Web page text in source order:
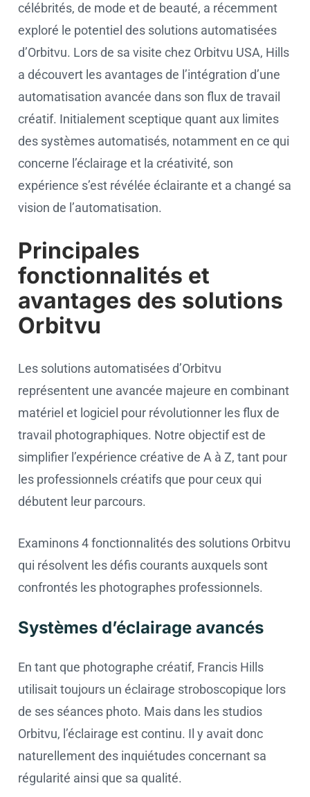
célébrités, de mode et de beauté, a récemment
exploré le potentiel des solutions automatisées
d’Orbitvu. Lors de sa visite chez Orbitvu USA, Hills
a découvert les avantages de l’intégration d’une
automatisation avancée dans son flux de travail
créatif. Initialement sceptique quant aux limites
des systèmes automatisés, notamment en ce qui
concerne l’éclairage et la créativité, son
expérience s’est révélée éclairante et a changé sa
vision de l’automatisation.
Principales
fonctionnalités et
avantages des solutions
Orbitvu
Les solutions automatisées d’Orbitvu
représentent une avancée majeure en combinant
matériel et logiciel pour révolutionner les flux de
travail photographiques. Notre objectif est de
simplifier l’expérience créative de A à Z, tant pour
les professionnels créatifs que pour ceux qui
débutent leur parcours.
Examinons 4 fonctionnalités des solutions Orbitvu
qui résolvent les défis courants auxquels sont
confrontés les photographes professionnels.
Systèmes d’éclairage avancés
En tant que photographe créatif, Francis Hills
utilisait toujours un éclairage stroboscopique lors
de ses séances photo. Mais dans les studios
Orbitvu, l’éclairage est continu. Il y avait donc
naturellement des inquiétudes concernant sa
régularité ainsi que sa qualité.